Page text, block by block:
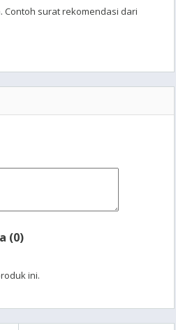
surat rekomendasi dari
(0)
ini.